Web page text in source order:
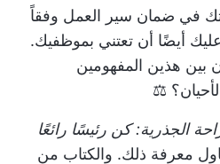
في ضمان سير العمل وفقاً
أيضًا أن تعتني بموظفيك.
بين هذين المفهومين
⚖️
الجذرية: كن رئيسًا رائعًا
معرفة ذلك. والكتاب من